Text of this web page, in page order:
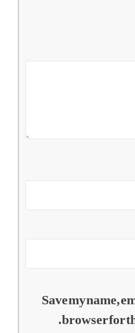
Save my name,
browser for